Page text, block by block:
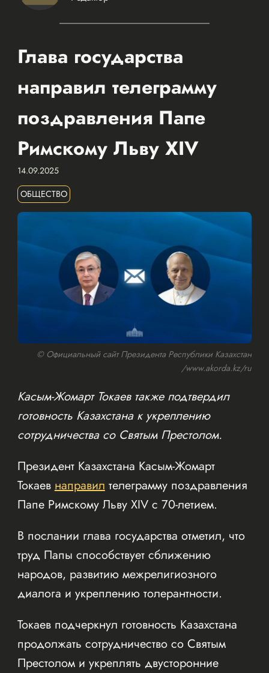
Глава государства
направил телеграмму
поздравления Папе
Римскому Льву XIV
14.09.2025
ОБЩЕСТВО
© Официальный сайт Президента Республики Казахстан
/www.akorda.kz/ru
Касым-Жомарт Токаев также подтвердил
готовность Казахстана к укреплению
сотрудничества со Святым Престолом.
Президент Казахстана Касым-Жомарт
Токаевнаправилтелеграмму поздравления
Папе Римскому Льву XIV с 70-летием.
В послании глава государства отметил, что
труд Папы способствует сближению
народов, развитию межрелигиозного
диалога и укреплению толерантности.
Токаев подчеркнул готовность Казахстана
продолжать сотрудничество со Святым
Престолом и укреплять двусторонние